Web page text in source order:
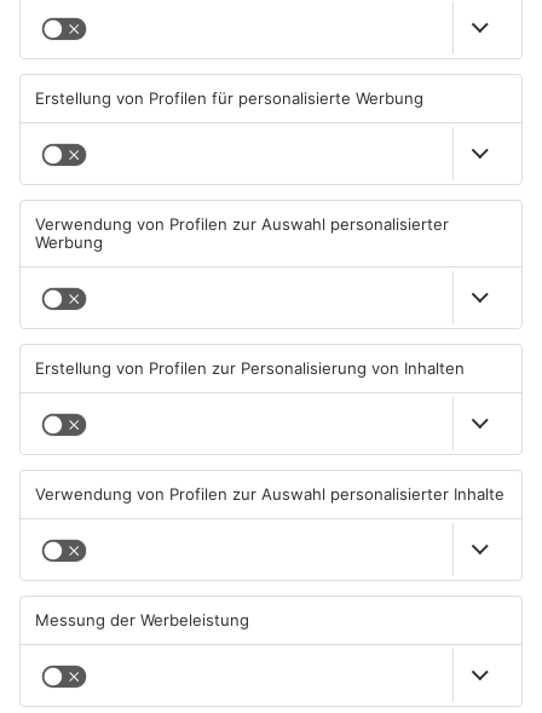
Zwei Fußgänger in
Aschaffenburg von
Mercedes erfasst
07.08.2026, 07:52 UHR IN
ASCHAFFENBURG
Aschaffenburger Innenstadt
beendet
05.08.2026, 06:40 UHR IN
Aschaffenburg-Schweinheim
aus
ASCHAFFENBURG
schweren E-Scooter-Raub
beginnt